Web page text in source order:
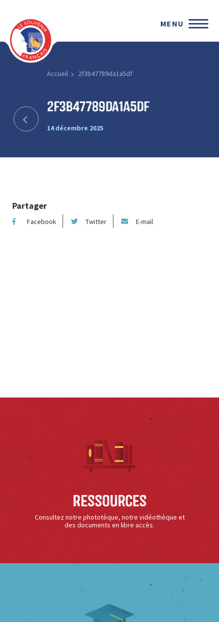
MENU
Accueil 2f3b47789da1a5df
2f3b47789da1a5df
14 décembre 2025
Partager
Facebook Twitter E-mail
Ressources
Consultez notre phototèque, notre vidéothèque et
des documents en libre accès.